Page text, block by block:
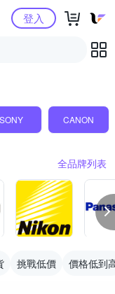
中心登入
SONY CANON
全品牌列表
挑戰低價 價格低到